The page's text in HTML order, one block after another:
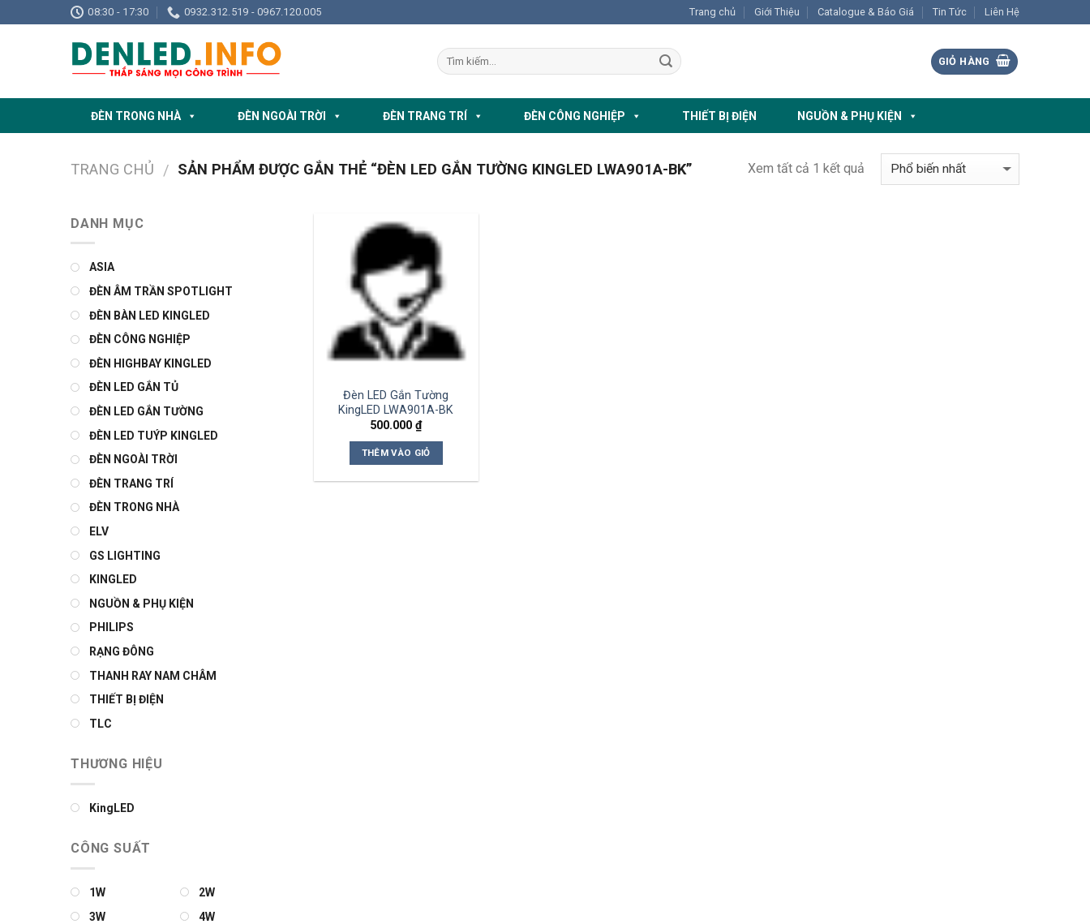
to
08:30 - 17:30 0932.312.519 - 0967.120.005 Trang chủ Giới Thiệu Catalogue & Báo Giá Tin Tức Liên Hệ
GIỎ HÀNG
ĐÈN TRONG NHÀ ĐÈN NGOÀI TRỜI ĐÈN TRANG TRÍ ĐÈN CÔNG NGHIỆP THIẾT BỊ ĐIỆN NGUỒN & PHỤ KIỆN
TRANG CHỦ / SẢN PHẨM ĐƯỢC GẮN THẺ “ĐÈN LED GẮN TƯỜNG KINGLED LWA901A-BK” Xem tất cả 1 kết quả
DANH MỤC
ASIA
ĐÈN ÂM TRẦN SPOTLIGHT
ĐÈN BÀN LED KINGLED
ĐÈN CÔNG NGHIỆP
ĐÈN HIGHBAY KINGLED
ĐÈN LED GẮN TỦ
ĐÈN LED GẮN TƯỜNG
ĐÈN LED TUÝP KINGLED
ĐÈN NGOÀI TRỜI
ĐÈN TRANG TRÍ
ĐÈN TRONG NHÀ
ELV
GS LIGHTING
KINGLED
NGUỒN & PHỤ KIỆN
PHILIPS
RẠNG ĐÔNG
THANH RAY NAM CHÂM
THIẾT BỊ ĐIỆN
TLC
THƯƠNG HIỆU
KingLED
CÔNG SUẤT
1W
2W
3W
4W
Đèn LED Gắn Tường
KingLED LWA901A-BK
500.000₫
THÊM VÀO GIỎ